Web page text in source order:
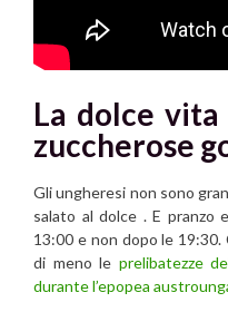
La dolce
zuccherose
Gli ungheresi non sono
salato al dolce . E pranzo
13:00 e non dopo le 19:30.
di meno le prelibatezze
durante l’epopea